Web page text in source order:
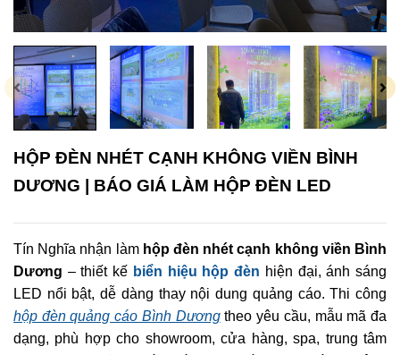
HỘP ĐÈN NHÉT CẠNH KHÔNG VIỀN BÌNH
DƯƠNG | BÁO GIÁ LÀM HỘP ĐÈN LED
Tín Nghĩa nhận làm hộp đèn nhét cạnh không viền Bình
Dương – thiết kế biển hiệu hộp đèn hiện đại, ánh sáng
LED nổi bật, dễ dàng thay nội dung quảng cáo. Thi công
hộp đèn quảng cáo Bình Dươngtheo yêu cầu, mẫu mã đa
dạng, phù hợp cho showroom, cửa hàng, spa, trung tâm